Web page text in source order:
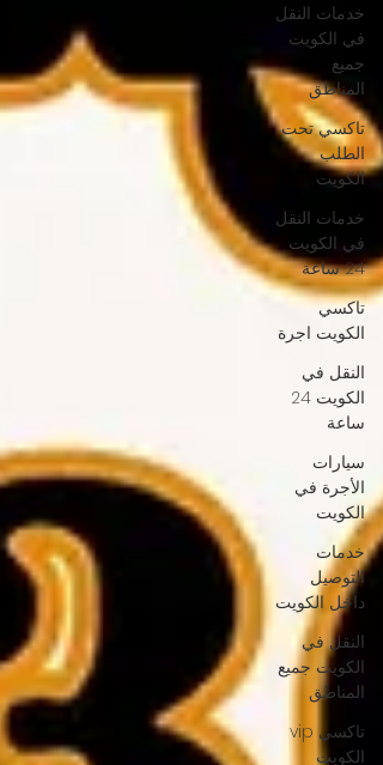
خدمات النقل
في الكويت
جميع
المناطق
تاكسي تحت
الطلب
الكويت
خدمات النقل
في الكويت
24 ساعة
تاكسي
الكويت اجرة
النقل في
الكويت 24
ساعة
سيارات
الأجرة في
الكويت
خدمات
التوصيل
داخل الكويت
النقل في
الكويت جميع
المناطق
تاكسي vip
الكويت